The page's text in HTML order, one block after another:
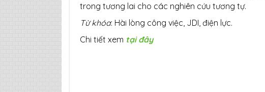
trong tương lai cho các nghiên cứu tương tự.
Từ khóa: Hài lòng công việc, JDI, điện lực.
Chi tiết xem tại đây